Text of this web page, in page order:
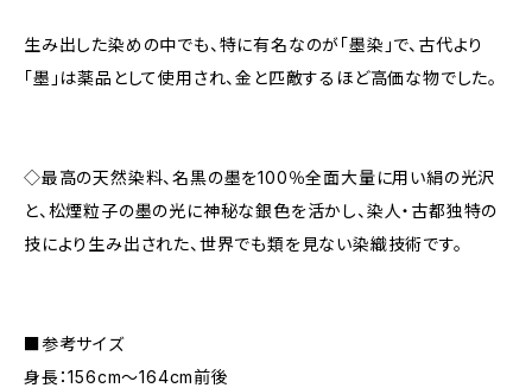
生み出した染めの中でも、特に有名なのが「墨染」で、古代より
「墨」は薬品として使用され、金と匹敵するほど高価な物でした。
◇最高の天然染料、名黒の墨を100％全面大量に用い絹の光沢
と、松煙粒子の墨の光に神秘な銀色を活かし、染人・古都独特の
技により生み出された、世界でも類を見ない染織技術です。
■参考サイズ
身長：156cm～164cm前後